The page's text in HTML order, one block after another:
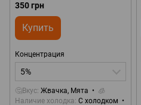
350 грн
Купить
Концентрация
5%
🤔Вкус Жвачка, Мята
🧊
Наличие холодка С холодком